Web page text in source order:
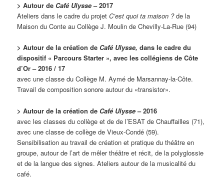
> Autour de Café Ulysse– 2017
Ateliers dans le cadre du projetC’est quoi ta maison ?de la
Maison du Conte au Collège J. Moulin de Chevilly-La-Rue (94)
> Autour de la création de Café Ulysse,dans le cadre du
dispositif « Parcours Starter », avec les collégiens de Côte
d’Or – 2016 / 17
avec une classe du Collège M. Aymé de Marsannay-la-Côte.
Travail de composition sonore autour du «transistor».
> Autour de la création de Café Ulysse– 2016
avec les classes du collège et de de l’ESAT de Chauffailles (71),
avec une classe de collège de Vieux-Condé (59).
Sensibilisation au travail de création et pratique du théâtre en
groupe, autour de l’art de mêler théâtre et récit, de la polyglossie
et de la langue des signes. Ateliers autour de la musicalité du
café.